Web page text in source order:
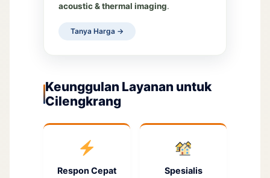
acoustic & thermal imaging.
Tanya Harga →
Keunggulan Layanan untuk
Cilengkrang
Respon Cepat
Spesialis